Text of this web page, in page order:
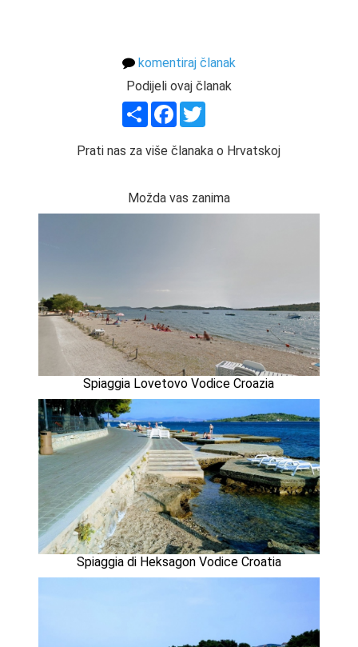
komentiraj članak
Podijeli ovaj članak
ShareFacebook
Prati nas za više članaka o Hrvatskoj
Možda vas zanima
Spiaggia Lovetovo Vodice Croazia
Spiaggia di Heksagon Vodice Croatia